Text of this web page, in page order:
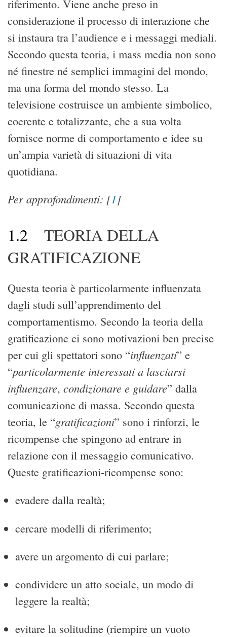
riferimento. Viene anche preso in
considerazione il processo di interazione che
si instaura tra l’audience e i messaggi mediali.
Secondo questa teoria, i mass media non sono
né finestre né semplici immagini del mondo,
ma una forma del mondo stesso. La
televisione costruisce un ambiente simbolico,
coerente e totalizzante, che a sua volta
fornisce norme di comportamento e idee su
un’ampia varietà di situazioni di vita
quotidiana.
Per approfondimenti: [1]
1.2 TEORIA DELLA
GRATIFICAZIONE
Questa teoria è particolarmente influenzata
dagli studi sull’apprendimento del
comportamentismo. Secondo la teoria della
gratificazione ci sono motivazioni ben precise
per cui gli spettatori sono “influenzati” e
“particolarmente interessati a lasciarsi
influenzare, condizionare e guidare” dalla
comunicazione di massa. Secondo questa
teoria, le “gratificazioni” sono i rinforzi, le
ricompense che spingono ad entrare in
relazione con il messaggio comunicativo.
Queste gratificazioni-ricompense sono:
evadere dalla realtà;
cercare modelli di riferimento;
avere un argomento di cui parlare;
condividere un atto sociale, un modo di
leggere la realtà;
evitare la solitudine (riempire un vuoto